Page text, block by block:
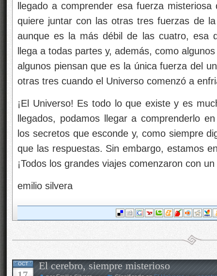
llegado a comprender esa fuerza
quiere juntar con las otras tres fuerzas de
aunque es la más débil de las cuatro, esa
llega a todas partes y, además, como
algunos piensan que es la única fuerza del
otras tres cuando el Universo comenzó a
¡El Universo! Es todo lo que existe y es
llegados, podamos llegar a comprenderlo
los secretos que esconde y, como siempre
que las respuestas. Sin embargo, estamos
¡Todos los grandes viajes comenzaron con
emilio silvera
OCT El cerebro, siempre misterioso